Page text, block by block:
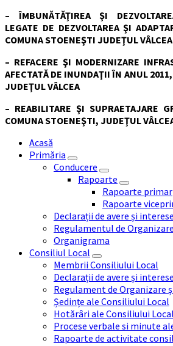
– ÎMBUNĂTĂŢIREA ŞI
LEGATE DE DEZVOLTAREA ŞI
COMUNA STOENEŞTI JUDEŢUL VÂLCEA
– REFACERE ŞI MODERNIZARE
AFECTATĂ DE INUNDAŢII ÎN ANUL
JUDEŢUL VÂLCEA
– REABILITARE ŞI SUPRAETAJARE
COMUNA STOENEŞTI, JUDEŢUL
Acasă
Primăria
Conducere
Rapoarte
Rapoarte primar
Rapoarte
Declarații de avere și interese
Regulamentul de
Organigrama
Consiliul Local
Membrii Consiliului Local
Declarații de avere și
Regulament de Organizare
Ședințe ale Consiliului Local
Hotărâri ale Consiliului Local
Procese verbale si minute
Rapoarte de activitate